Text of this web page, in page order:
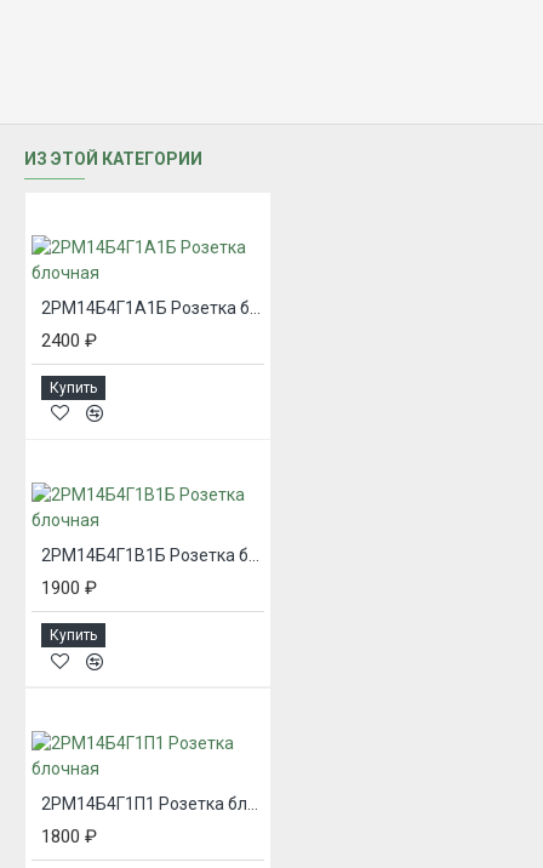
ИЗ ЭТОЙ КАТЕГОРИИ
2400 ₽
Купить
2РМ14Б4Г1В1Б Розетка блочная
1900 ₽
Купить
2РМ14Б4Г1П1 Розетка блочная
1800 ₽